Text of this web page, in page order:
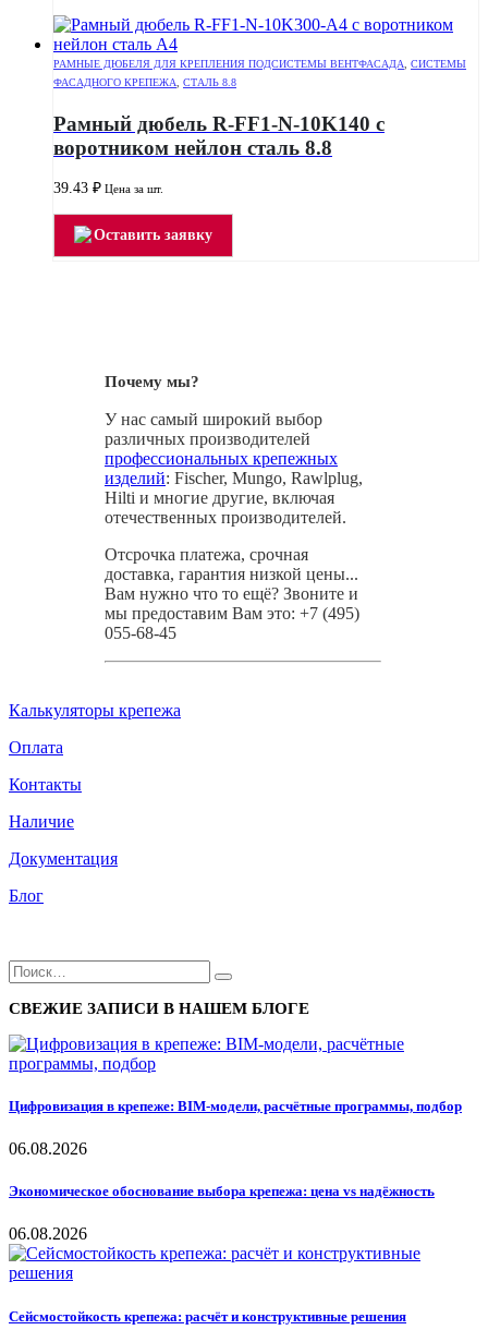
РАМНЫЕ ДЮБЕЛЯ ДЛЯ КРЕПЛЕНИЯ ПОДСИСТЕМЫ ВЕНТФАСАДА, СИСТЕМЫ
ФАСАДНОГО КРЕПЕЖА, СТАЛЬ 8.8
Рамный дюбель R-FF1-N-10K140 с
воротником нейлон сталь 8.8
39.43 ₽ Цена за шт.
Оставить заявку
Почему мы?
У нас самый широкий выбор
различных производителей
профессиональных крепежных
изделий: Fischer, Mungo, Rawlplug,
Hilti и многие другие, включая
отечественных производителей.
Отсрочка платежа, срочная
доставка, гарантия низкой цены...
Вам нужно что то ещё? Звоните и
мы предоставим Вам это: +7 (495)
055-68-45
Калькуляторы крепежа
Оплата
Контакты
Наличие
Документация
Блог
СВЕЖИЕ ЗАПИСИ В НАШЕМ БЛОГЕ
Цифровизация в крепеже: BIM-модели, расчётные программы, подбор
06.08.2026
Экономическое обоснование выбора крепежа: цена vs надёжность
06.08.2026
Сейсмостойкость крепежа: расчёт и конструктивные решения